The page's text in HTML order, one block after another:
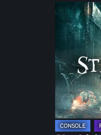
Steelrising,
recensione:
rivoluzione
sotto
ingranaggi